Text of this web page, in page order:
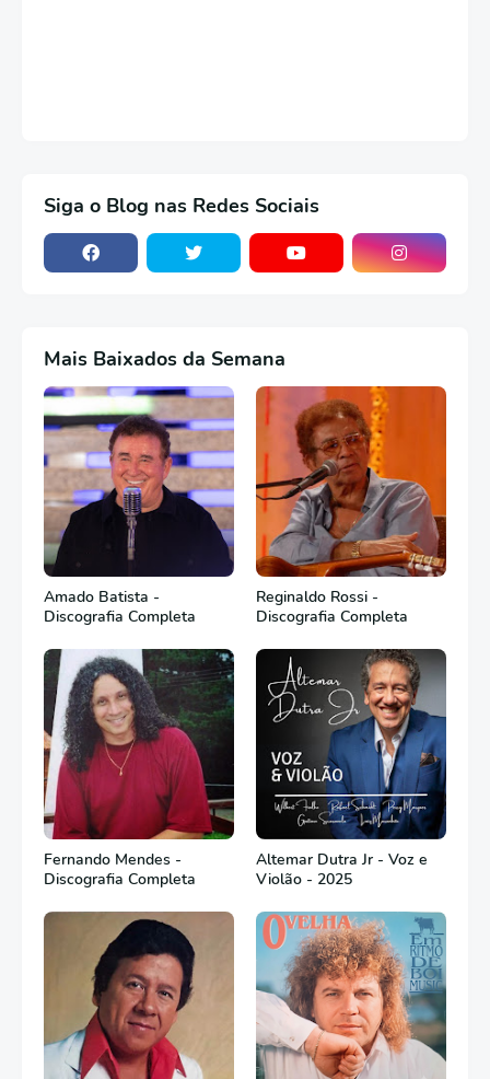
Siga o Blog nas Redes Sociais
Mais Baixados da Semana
Amado Batista -
Discografia Completa
Reginaldo Rossi -
Discografia Completa
Fernando Mendes -
Discografia Completa
Altemar Dutra Jr - Voz e
Violão - 2025